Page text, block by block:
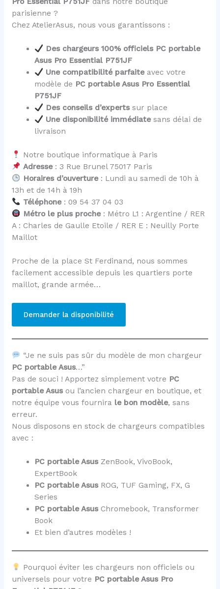
parisienne ?
Chez AtelierAsus, nous vous garantissons :
Des chargeurs 100% officiels PC portable
Asus Pro Essential P751JF
Une compatibilité parfaiteavec votre
modèle de PC portable Asus Pro Essential
P751JF
Des conseils d’expertssur place
Une disponibilité immédiatesans délai de
livraison
Notre boutique informatique à Paris
Adresse: 3 Rue Brunel 75017 Paris
Horaires d’ouverture: Lundi au samedi de 10h à
13h et de 14h à 19h
Téléphone: 09 54 37 04 03
Métro le plus proche: Métro L1 : Argentine / RER
A : Charles de Gaulle Etoile / RER E : Neuilly Porte
Maillot
Proche de la place St Ferdinand, nous sommes
facilement accessible depuis les quartiers porte
maillot, grande armée…
Demander la disponibilité
“Je ne suis pas sûr du modèle de mon chargeur
PC portable Asus…”
Pas de souci ! Apportez simplement votre PC
portable Asus ou l’ancien chargeur en boutique, et
notre équipe vous fournira le bon modèle, sans
erreur.
Nous disposons en stock de chargeurs compatibles
avec :
PC portable Asus ZenBook, VivoBook,
ExpertBook
PC portable Asus ROG, TUF Gaming, FX, G
Series
PC portable Asus Chromebook, Transformer
Book
Et bien d’autres modèles !
Pourquoi éviter les chargeurs non officiels ou
universels pour votre PC portable Asus Pro